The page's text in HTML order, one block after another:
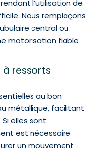
l’utilisation de
Nous remplaçons
central ou
motorisation fiable
à ressorts
au bon
métallique, facilitant
elles sont
est nécessaire
un mouvement